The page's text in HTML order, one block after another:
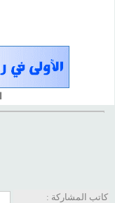
كاتب المشاركة :